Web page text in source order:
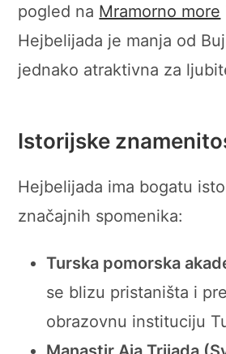
pogled na Mramorno more
Hejbelijada je manja od
jednako atraktivna za
Istorijske
Hejbelijada ima bogatu
značajnih spomenika:
Turska pomorska
se blizu pristaništa i
obrazovnu instituciju